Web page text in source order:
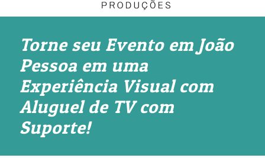
Torne seu Evento em João
Pessoa em uma
Experiência Visual com
Aluguel de TV com
Suporte!